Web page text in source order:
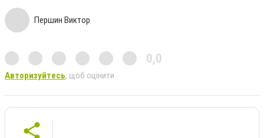
Першин Виктор
0,0
Авторизуйтесь, щоб оцінити